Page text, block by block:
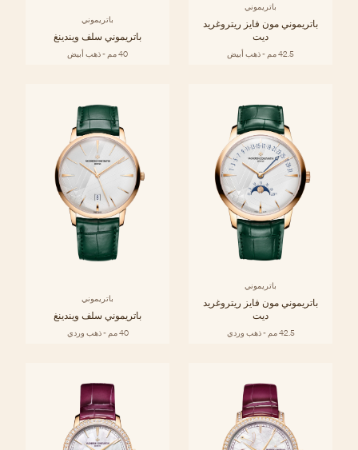
باتريموني
باتريموني مون فايز ريتروغريد
ديت
42.5 مم - ذهب أبيض
باتريموني
باتريموني سلف ويندينغ
40 مم - ذهب أبيض
باتريموني
باتريموني مون فايز ريتروغريد
ديت
42.5 مم - ذهب وردي
باتريموني
باتريموني سلف ويندينغ
40 مم - ذهب وردي